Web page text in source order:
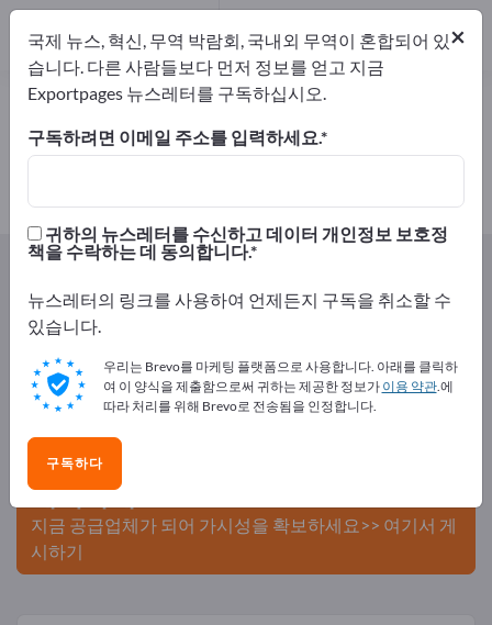
온실팬 – 제조업체 및 공급업체 찾기
개의 수출 업체1
제조업체1
Exportpages 농업 및 임업
Exportpages에서 무료로 광고하세
요!
수요 – 공급 – 중고품 – 비즈니스 연락처 >> 여기서 시작
하세요
Exportpages에 귀사의 회사와 제품을
게시하세요.
지금 공급업체가 되어 가시성을 확보하세요>> 여기서 게
시하기
×
국제 뉴스, 혁신, 무역 박람회, 국내외 무역이 혼합되어 있
습니다. 다른 사람들보다 먼저 정보를 얻고 지금
Exportpages 뉴스레터를 구독하십시오.
구독하려면 이메일 주소를 입력하세요.
귀하의 뉴스레터를 수신하고 데이터 개인정보 보호정
책을 수락하는 데 동의합니다.
뉴스레터의 링크를 사용하여 언제든지 구독을 취소할 수
있습니다.
우리는 Brevo를 마케팅 플랫폼으로 사용합니다. 아래를 클릭하
여 이 양식을 제출함으로써 귀하는 제공한 정보가 이용 약관.에
따라 처리를 위해 Brevo로 전송됨을 인정합니다.
구독하다